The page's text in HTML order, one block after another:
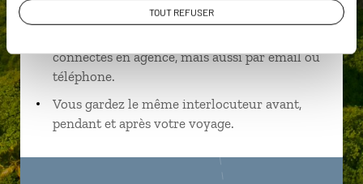
TOUT REFUSER
près de vos envies et de la réalité du pays.
connectés en agence, mais aussi par email ou
téléphone.
Vous gardez le même interlocuteur avant,
pendant et après votre voyage.